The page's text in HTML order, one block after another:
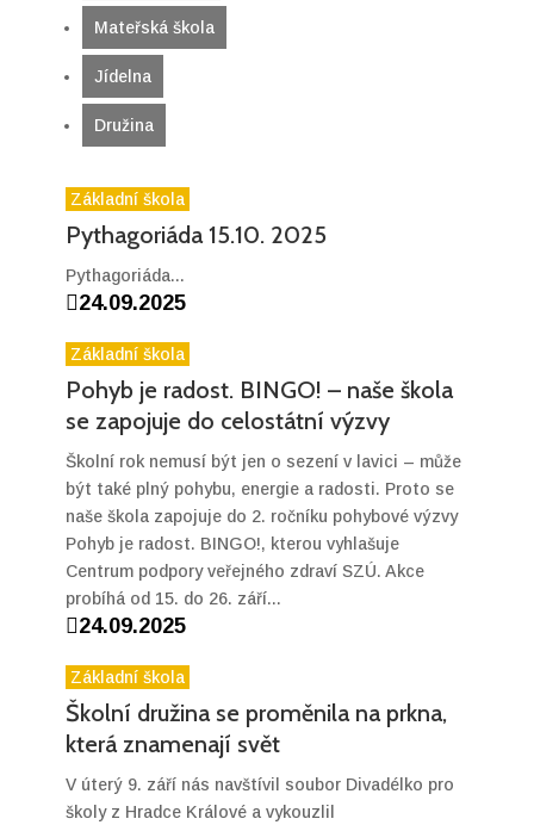
Mateřská škola
Jídelna
Družina
Základní škola
Pythagoriáda 15.10. 2025
Pythagoriáda...
24.09.2025
Základní škola
Pohyb je radost. BINGO! – naše škola
se zapojuje do celostátní výzvy
Školní rok nemusí být jen o sezení v lavici – může
být také plný pohybu, energie a radosti. Proto se
naše škola zapojuje do 2. ročníku pohybové výzvy
Pohyb je radost. BINGO!, kterou vyhlašuje
Centrum podpory veřejného zdraví SZÚ. Akce
probíhá od 15. do 26. září...
24.09.2025
Základní škola
Školní družina se proměnila na prkna,
která znamenají svět
V úterý 9. září nás navštívil soubor Divadélko pro
školy z Hradce Králové a vykouzlil